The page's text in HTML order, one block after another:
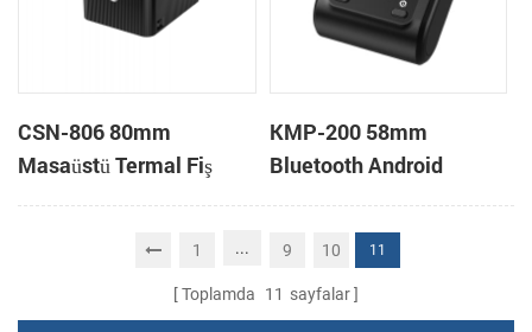
CSN-806 80mm
Masaüstü Termal Fiş
Yazıcısı POS Termal
KMP-200 58mm
Bluetooth Android
Taşınabilir Termal Fiş
1 ... 9 10 11
Toplamda 11 sayfalar